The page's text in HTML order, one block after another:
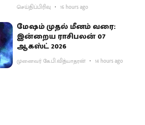
செய்திப்பிரிவு 16 hours ago
மேஷம் முதல் மீனம் வரை:
இன்றைய ராசிபலன் 07
ஆகஸ்ட் 2026
முனைவர் கே.பி.வித்யாதரன் 14 hours ago